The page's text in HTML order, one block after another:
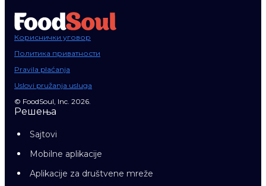
Кориснички уговор
Политика приватности
Pravila plaćanja
Uslovi pružanja usluga
© FoodSoul, Inc. 2026.
Решења
Sajtovi
Mobilne aplikacije
Aplikacije za društvene mreže